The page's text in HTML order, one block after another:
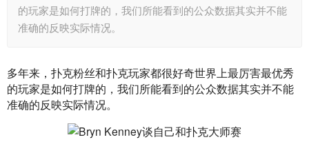
的玩家是如何打牌的，我们所能看到的公众数据其实并不能
准确的反映实际情况。
多年来，扑克粉丝和扑克玩家都很好奇世界上最厉害最优秀
的玩家是如何打牌的，我们所能看到的公众数据其实并不能
准确的反映实际情况。